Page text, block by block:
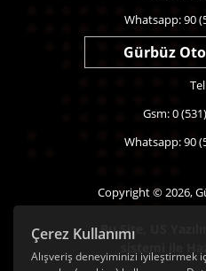
Çerez Kullanımı
Alışveriş deneyiminizi iyileştirmek
Whatsapp: 90
Gürbüz
Gsm: 0
Whatsapp: 90
Copyright © 2026,
Bu Site,